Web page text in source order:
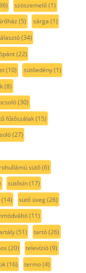
szöszemelő(1)
(5) sárga (1)
(34)
(22)
(10) sütőedény(1)
(8)
(30)
fűtőszálak(15)
(27)
sütő(6)
sütősín(17)
(14) sütő üveg(26)
(11)
(51) tartó(26)
(20) televízió(9)
(16) termo(4)